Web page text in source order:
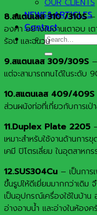
OUR CLIENTS
NEWS&ARTICLES
Contact
Search
for:
8.สแตนเลส 310 /310S–
องศา อย่างในงานเตาอบ เ
ร้อน และฉนวน
9.สแตนเลส 309/309S
แต่จะสามารถทนได้ในระดับ
10.สแตนเลส 409/409S
ส่วนผนังท่อที่เกี่ยวกับการเป่
11.Duplex Plate 2205
เหมาะสำหรับใช้งานด้านการ
เคมี ปิโตรเลี่ยม ในอุตสาหกร
12.SUS304Cu – เป็นการ
ขึ้นรูปให้ดีเยี่ยมมากกว่าเดิม
เป็นอุปกรณ์เครื่องใช้ในบ้า
อ่างอาบน้ำ และอ่างในห้องค